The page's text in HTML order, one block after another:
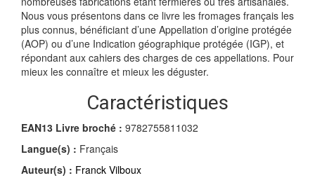
Nous vous présentons dans ce livre les fromages français les
plus connus, bénéficiant d’une Appellation d’origine protégée
(AOP) ou d’une Indication géographique protégée (IGP), et
répondant aux cahiers des charges de ces appellations. Pour
mieux les connaître et mieux les déguster.
Caractéristiques
EAN13 Livre broché : 9782755811032
Langue(s) : Français
Auteur(s) : Franck Vilboux